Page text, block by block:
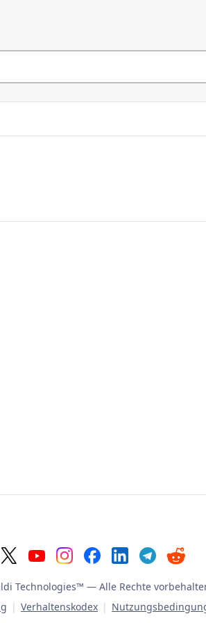
Technologies™ — Alle Rechte
| Verhaltenskodex |